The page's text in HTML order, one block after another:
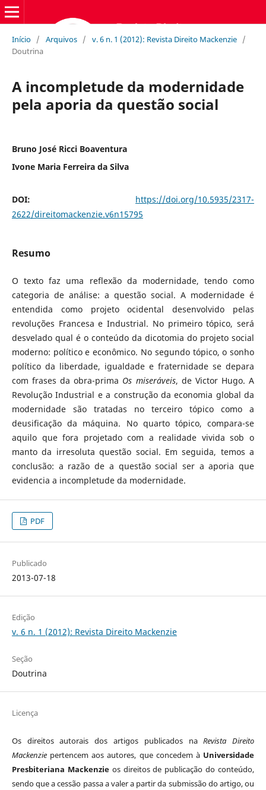
Início / Arquivos / v. 6 n. 1 (2012): Revista Direito Mackenzie /
Doutrina
A incompletude da modernidade
pela aporia da questão social
Bruno José Ricci Boaventura
Ivone Maria Ferreira da Silva
DOI: https://doi.org/10.5935/2317-
2622/direitomackenzie.v6n15795
Resumo
O texto faz uma reflexão da modernidade, tendo como
categoria de análise: a questão social. A modernidade é
entendida como projeto ocidental desenvolvido pelas
revoluções Francesa e Industrial. No primeiro tópico, será
desvelado qual é o conteúdo da dicotomia do projeto social
moderno: político e econômico. No segundo tópico, o sonho
político da liberdade, igualdade e fraternidade se depara
com frases da obra-prima Os miseráveis, de Victor Hugo. A
Revolução Industrial e a construção da economia global da
modernidade são tratadas no terceiro tópico como a
deusificação da máquina. No quarto tópico, compara-se
aquilo que fora projetado com a realidade vivida sob o
manto da irresoluta questão social. Em seguida, temos a
conclusão: a razão de a questão social ser a aporia que
evidencia a incompletude da modernidade.
PDF
Publicado
2013-07-18
Edição
v. 6 n. 1 (2012): Revista Direito Mackenzie
Seção
Doutrina
Licença
Os direitos autorais dos artigos publicados naRevista Direito
Mackenzie pertencem aos autores, que concedem à Universidade
Presbiteriana Mackenzieos direitos de publicação do conteúdo,
sendo que a cessão passa a valer a partir da submissão do artigo, ou